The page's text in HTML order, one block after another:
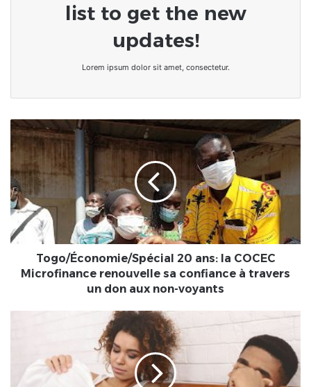
list to get the new
updates!
Lorem ipsum dolor sit amet, consectetur.
Togo/
Économie/Spécial
20
ans:
la
COCEC
Microfinance
renouvelle
sa
confianceTogo/Économie/Spécial 20 ans: la COCEC
Microfinance renouvelle sa confiance à travers
un don aux non-voyants